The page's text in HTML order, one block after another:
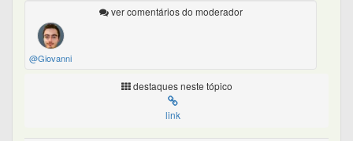
ver comentários do moderador
@Giovanni
destaques neste tópico
link